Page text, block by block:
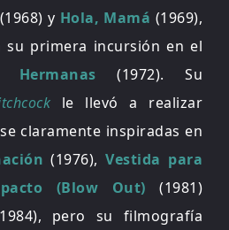
(1968) y Hola, Mamá (1969),
su primera incursión en el
Hermanas (1972). Su
le llevó a realizar
claramente inspiradas en
(1976),Vestida para
(Blow Out) (1981)
pero su filmografía